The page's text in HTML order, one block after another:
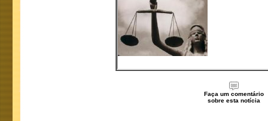
Faça um comentário
sobre esta notícia